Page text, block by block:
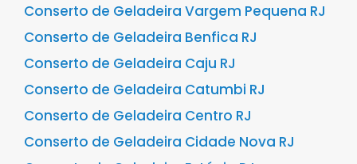
Conserto de Geladeira Vargem Pequena RJ
Conserto de Geladeira Benfica RJ
Conserto de Geladeira Caju RJ
Conserto de Geladeira Catumbi RJ
Conserto de Geladeira Centro RJ
Conserto de Geladeira Cidade Nova RJ